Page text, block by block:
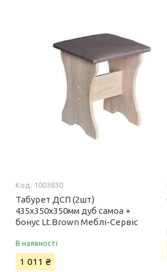
1003830
Табурет ДСП (2шт)
435х350х350мм дуб самоа +
бонус Lt.Brown Меблі-Сервіс
В наявності
1 011 ₴